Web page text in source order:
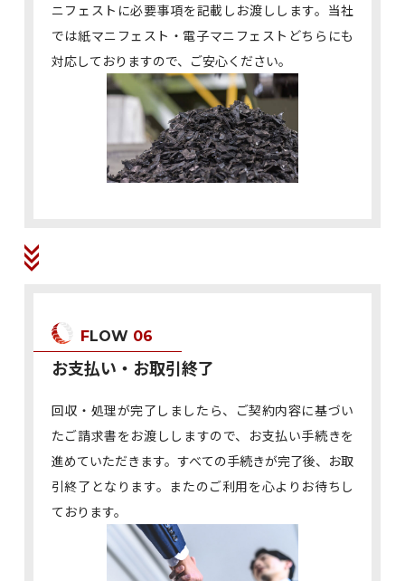
ニフェストに必要事項を記載しお渡しします。当社
では紙マニフェスト・電子マニフェストどちらにも
対応しておりますので、ご安心ください。
FLOW 06
お支払い・お取引終了
回収・処理が完了しましたら、ご契約内容に基づい
たご請求書をお渡ししますので、お支払い手続きを
進めていただきます。すべての手続きが完了後、お取
引終了となります。またのご利用を心よりお待ちし
ております。